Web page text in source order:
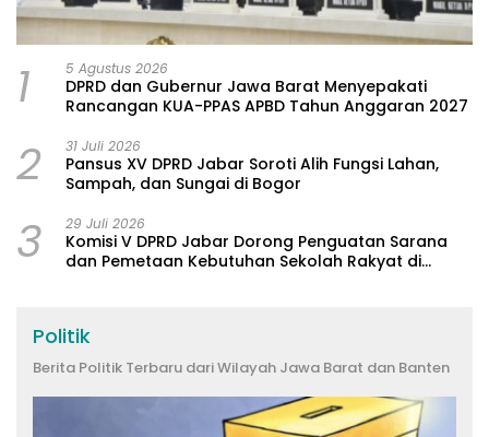
1 5 Agustus 2026
DPRD dan Gubernur Jawa Barat Menyepakati
Rancangan KUA-PPAS APBD Tahun Anggaran 2027
2 31 Juli 2026
Pansus XV DPRD Jabar Soroti Alih Fungsi Lahan,
Sampah, dan Sungai di Bogor
3 29 Juli 2026
Komisi V DPRD Jabar Dorong Penguatan Sarana
dan Pemetaan Kebutuhan Sekolah Rakyat di
Politik
Berita Politik Terbaru dari Wilayah Jawa Barat dan Banten